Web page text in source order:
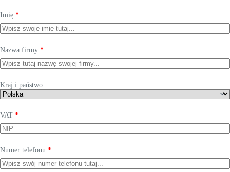
Imię *
Nazwa firmy *
Kraj i państwo
VAT *
Numer telefonu *